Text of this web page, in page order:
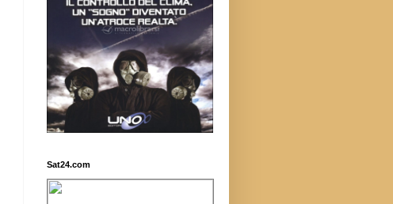
Sat24.com